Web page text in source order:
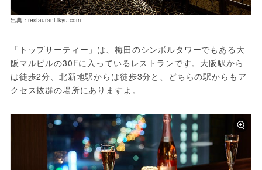
出典：restaurant.ikyu.com
「トップサーティー」は、梅田のシンボルタワーでもある大
阪マルビルの30Fに入っているレストランです。大阪駅から
は徒歩2分、北新地駅からは徒歩3分と、どちらの駅からもア
クセス抜群の場所にありますよ。